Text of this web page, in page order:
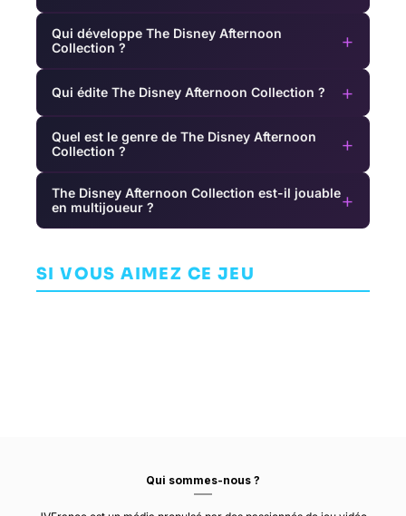
Qui développe The Disney Afternoon
Collection ?
+
Qui édite The Disney Afternoon Collection ? +
Quel est le genre de The Disney Afternoon
Collection ?
+
The Disney Afternoon Collection est-il jouable
en multijoueur ?
+
SI VOUS AIMEZ CE JEU
Ultimate
AVENTURE
AVENTURE
Guacamelee!
Qui sommes-nous ?